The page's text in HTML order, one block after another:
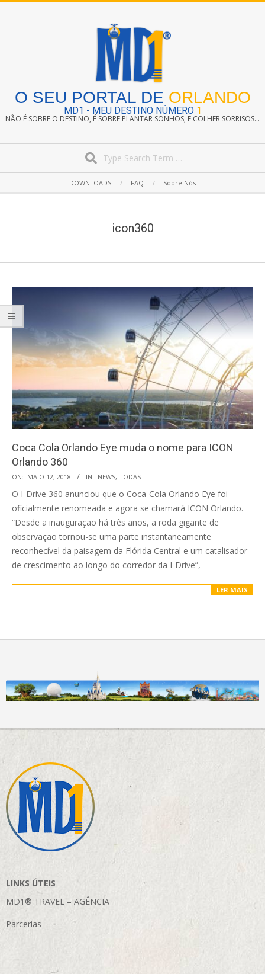
O SEU PORTAL DE ORLANDO
MD1 - MEU DESTINO NÚMERO 1
NÃO É SOBRE O DESTINO, É SOBRE PLANTAR SONHOS, E COLHER SORRISOS...
Navigation
DOWNLOADS FAQ Sobre Nós
icon360
Coca Cola Orlando Eye muda o nome para ICON
Orlando 360
2018-
05-
12
ON: MAIO 12, 2018 IN: NEWS, TODAS
O I-Drive 360 anunciou que o Coca-Cola Orlando Eye foi
oficialmente renomeada e agora se chamará ICON Orlando.
“Desde a inauguração há três anos, a roda gigante de
observação tornou-se uma parte instantaneamente
reconhecível da paisagem da Flórida Central e um catalisador
de crescimento ao longo do corredor da I-Drive”,
LER MAIS
LINKS ÚTEIS
MD1® TRAVEL – AGÊNCIA
Parcerias